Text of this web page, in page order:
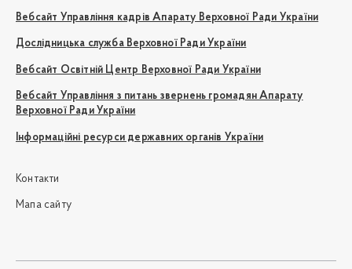
Вебсайт Управління кадрів Апарату Верховної Ради України
Дослідницька служба Верховної Ради України
Вебсайт Освітній Центр Верховної Ради України
Вебсайт Управління з питань звернень громадян Апарату
Верховної Ради України
Інформаційні ресурси державних органів України
Контакти
Мапа сайту